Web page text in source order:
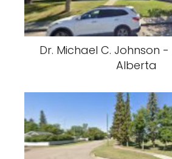
Dr. Michael C. Johnson
Alberta